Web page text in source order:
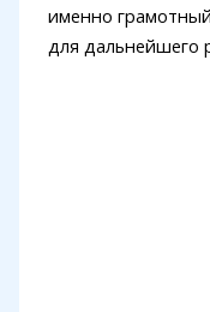
именно
для дальнейшего